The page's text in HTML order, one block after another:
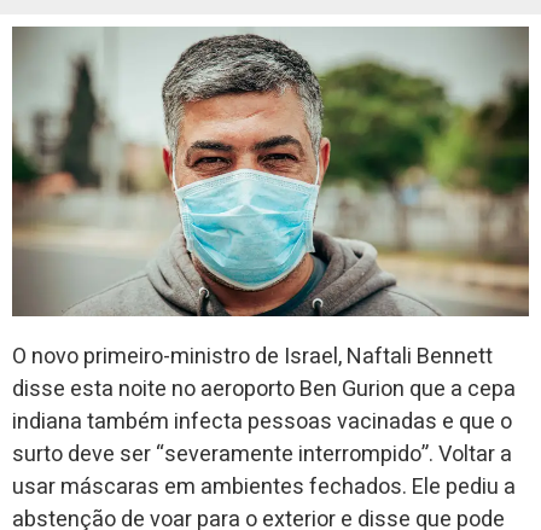
O novo primeiro-ministro de Israel, Naftali Bennett
disse esta noite no aeroporto Ben Gurion que a cepa
indiana também infecta pessoas vacinadas e que o
surto deve ser “severamente interrompido”. Voltar a
usar máscaras em ambientes fechados. Ele pediu a
abstenção de voar para o exterior e disse que pode